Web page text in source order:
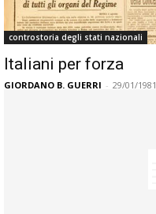
controstoria degli stati nazionali
Italiani per forza
GIORDANO B. GUERRI - 29/01/1981